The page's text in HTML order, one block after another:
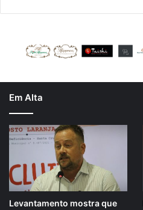
Em Alta
Levantamento mostra que